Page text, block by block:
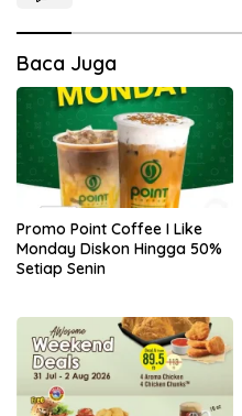
Baca Juga
Promo Point Coffee I Like
Monday Diskon Hingga 50%
Setiap Senin